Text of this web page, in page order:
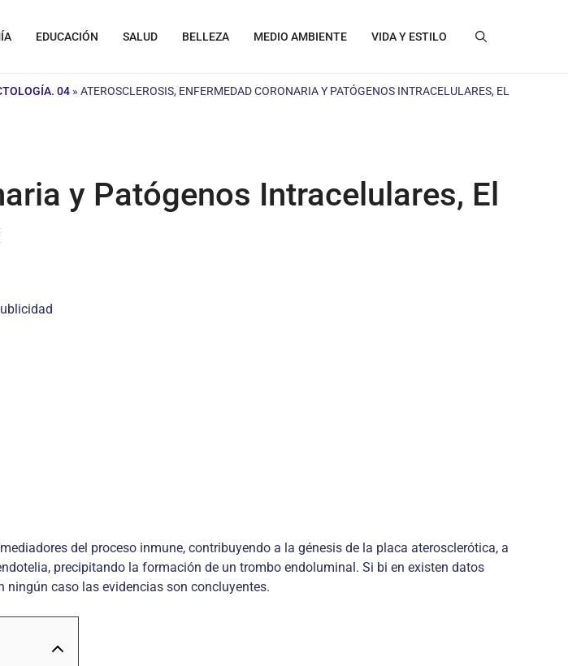
EDUCACIÓN SALUD BELLEZA MEDIO AMBIENTE VIDA Y ESTILO
04 » ATEROSCLEROSIS, ENFERMEDAD CORONARIA Y PATÓGENOS INTRACELULARES, EL
y Patógenos Intracelulares, El
del proceso inmune, contribuyendo a la génesis de la placa aterosclerótica, a
precipitando la formación de un trombo endoluminal. Si bi en existen datos
caso las evidencias son concluyentes.